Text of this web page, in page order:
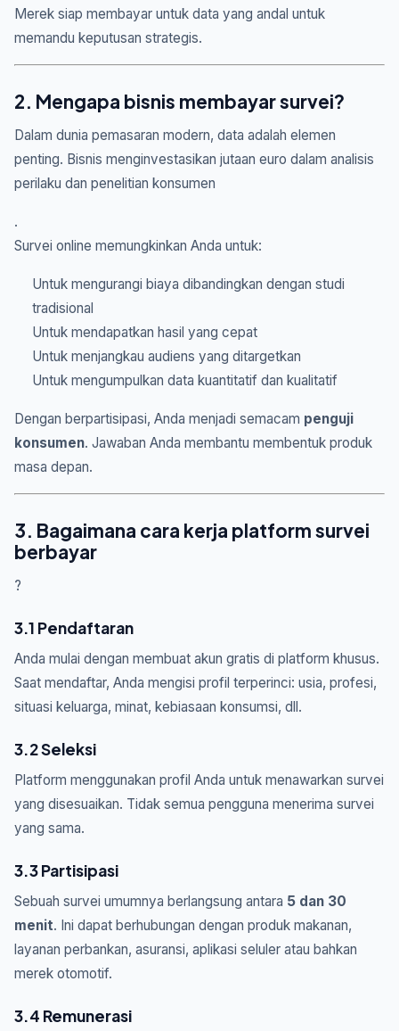
Merek siap membayar untuk data yang andal untuk
memandu keputusan strategis.
2. Mengapa bisnis membayar survei?
Dalam dunia pemasaran modern, data adalah elemen
penting. Bisnis menginvestasikan jutaan euro dalam analisis
perilaku dan penelitian konsumen
.
Survei online memungkinkan Anda untuk:
Untuk mengurangi biaya dibandingkan dengan studi
tradisional
Untuk mendapatkan hasil yang cepat
Untuk menjangkau audiens yang ditargetkan
Untuk mengumpulkan data kuantitatif dan kualitatif
Dengan berpartisipasi, Anda menjadi semacam penguji
konsumen. Jawaban Anda membantu membentuk produk
masa depan.
3. Bagaimana cara kerja platform survei
berbayar
?
3.1 Pendaftaran
Anda mulai dengan membuat akun gratis di platform khusus.
Saat mendaftar, Anda mengisi profil terperinci: usia, profesi,
situasi keluarga, minat, kebiasaan konsumsi, dll.
3.2 Seleksi
Platform menggunakan profil Anda untuk menawarkan survei
yang disesuaikan. Tidak semua pengguna menerima survei
yang sama.
3.3 Partisipasi
Sebuah survei umumnya berlangsung antara 5 dan 30
menit. Ini dapat berhubungan dengan produk makanan,
layanan perbankan, asuransi, aplikasi seluler atau bahkan
merek otomotif.
3.4 Remunerasi